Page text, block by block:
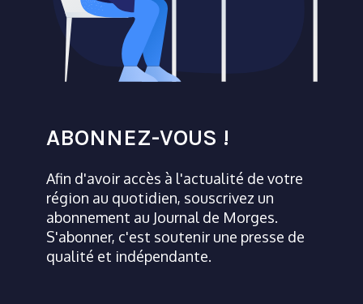
ABONNEZ-VOUS !
Afin d'avoir accès à l'actualité de votre
région au quotidien, souscrivez un
abonnement au Journal de Morges.
S'abonner, c'est soutenir une presse de
qualité et indépendante.